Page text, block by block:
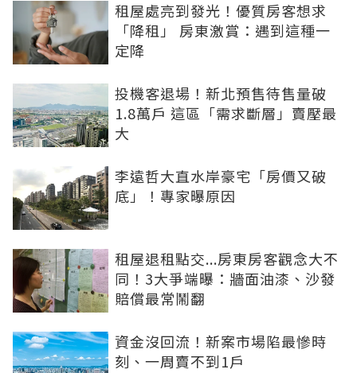
租屋處亮到發光！優質房客想求
「降租」 房東激賞：遇到這種一
定降
投機客退場！新北預售待售量破
1.8萬戶 這區「需求斷層」賣壓最
大
李遠哲大直水岸豪宅「房價又破
底」！專家曝原因
租屋退租點交...房東房客觀念大不
同！3大爭端曝：牆面油漆、沙發
賠償最常鬧翻
資金沒回流！新案市場陷最慘時
刻、一周賣不到1戶